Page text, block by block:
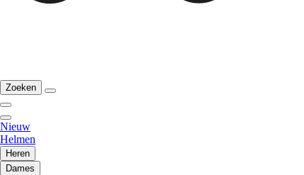
Zoeken
Nieuw
Helmen
Heren
Dames